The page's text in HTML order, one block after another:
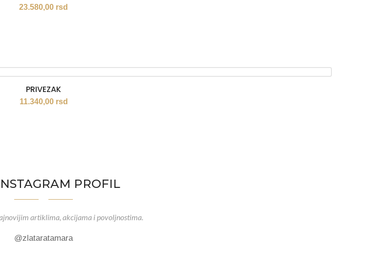
23.580,00 rsd
PRIVEZAK
11.340,00 rsd
PROFIL
artiklima, akcijama i povoljnostima.
@zlataratamara